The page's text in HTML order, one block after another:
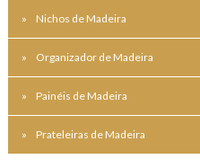
Nichos de Madeira
Organizador de Madeira
Painéis de Madeira
Prateleiras de Madeira